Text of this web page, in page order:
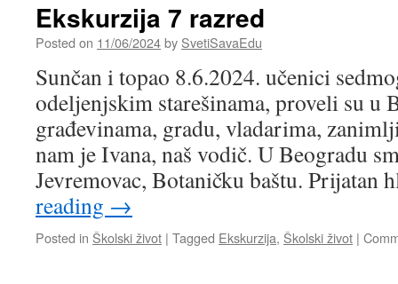
Ekskurzija 7 razred
Posted on 11/06/2024by SvetiSavaEdu
Sunčan i topao 8.6.2024. učenici
odeljenjskim starešinama, proveli su u
građevinama, gradu, vladarima,
nam je Ivana, naš vodič. U Beogradu
Jevremovac, Botaničku baštu.
reading →
Posted in Školski život | Tagged Ekskurzija, Školski život |